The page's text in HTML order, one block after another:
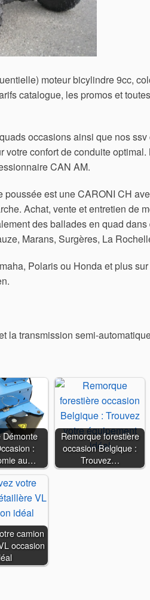
moteur bicylindre 9cc,
catalogue, les promos et
occasions ainsi que nos
votre confort de conduite
CAN AM.
poussée est une CARONI CH
Achat, vente et entretien de
des ballades en quad
Marans, Surgères, La
Polaris ou Honda et plus
la transmission semi-
Démonte
:
au…
Remorque forestière
occasion Belgique :
Trouvez…
camion
occasion